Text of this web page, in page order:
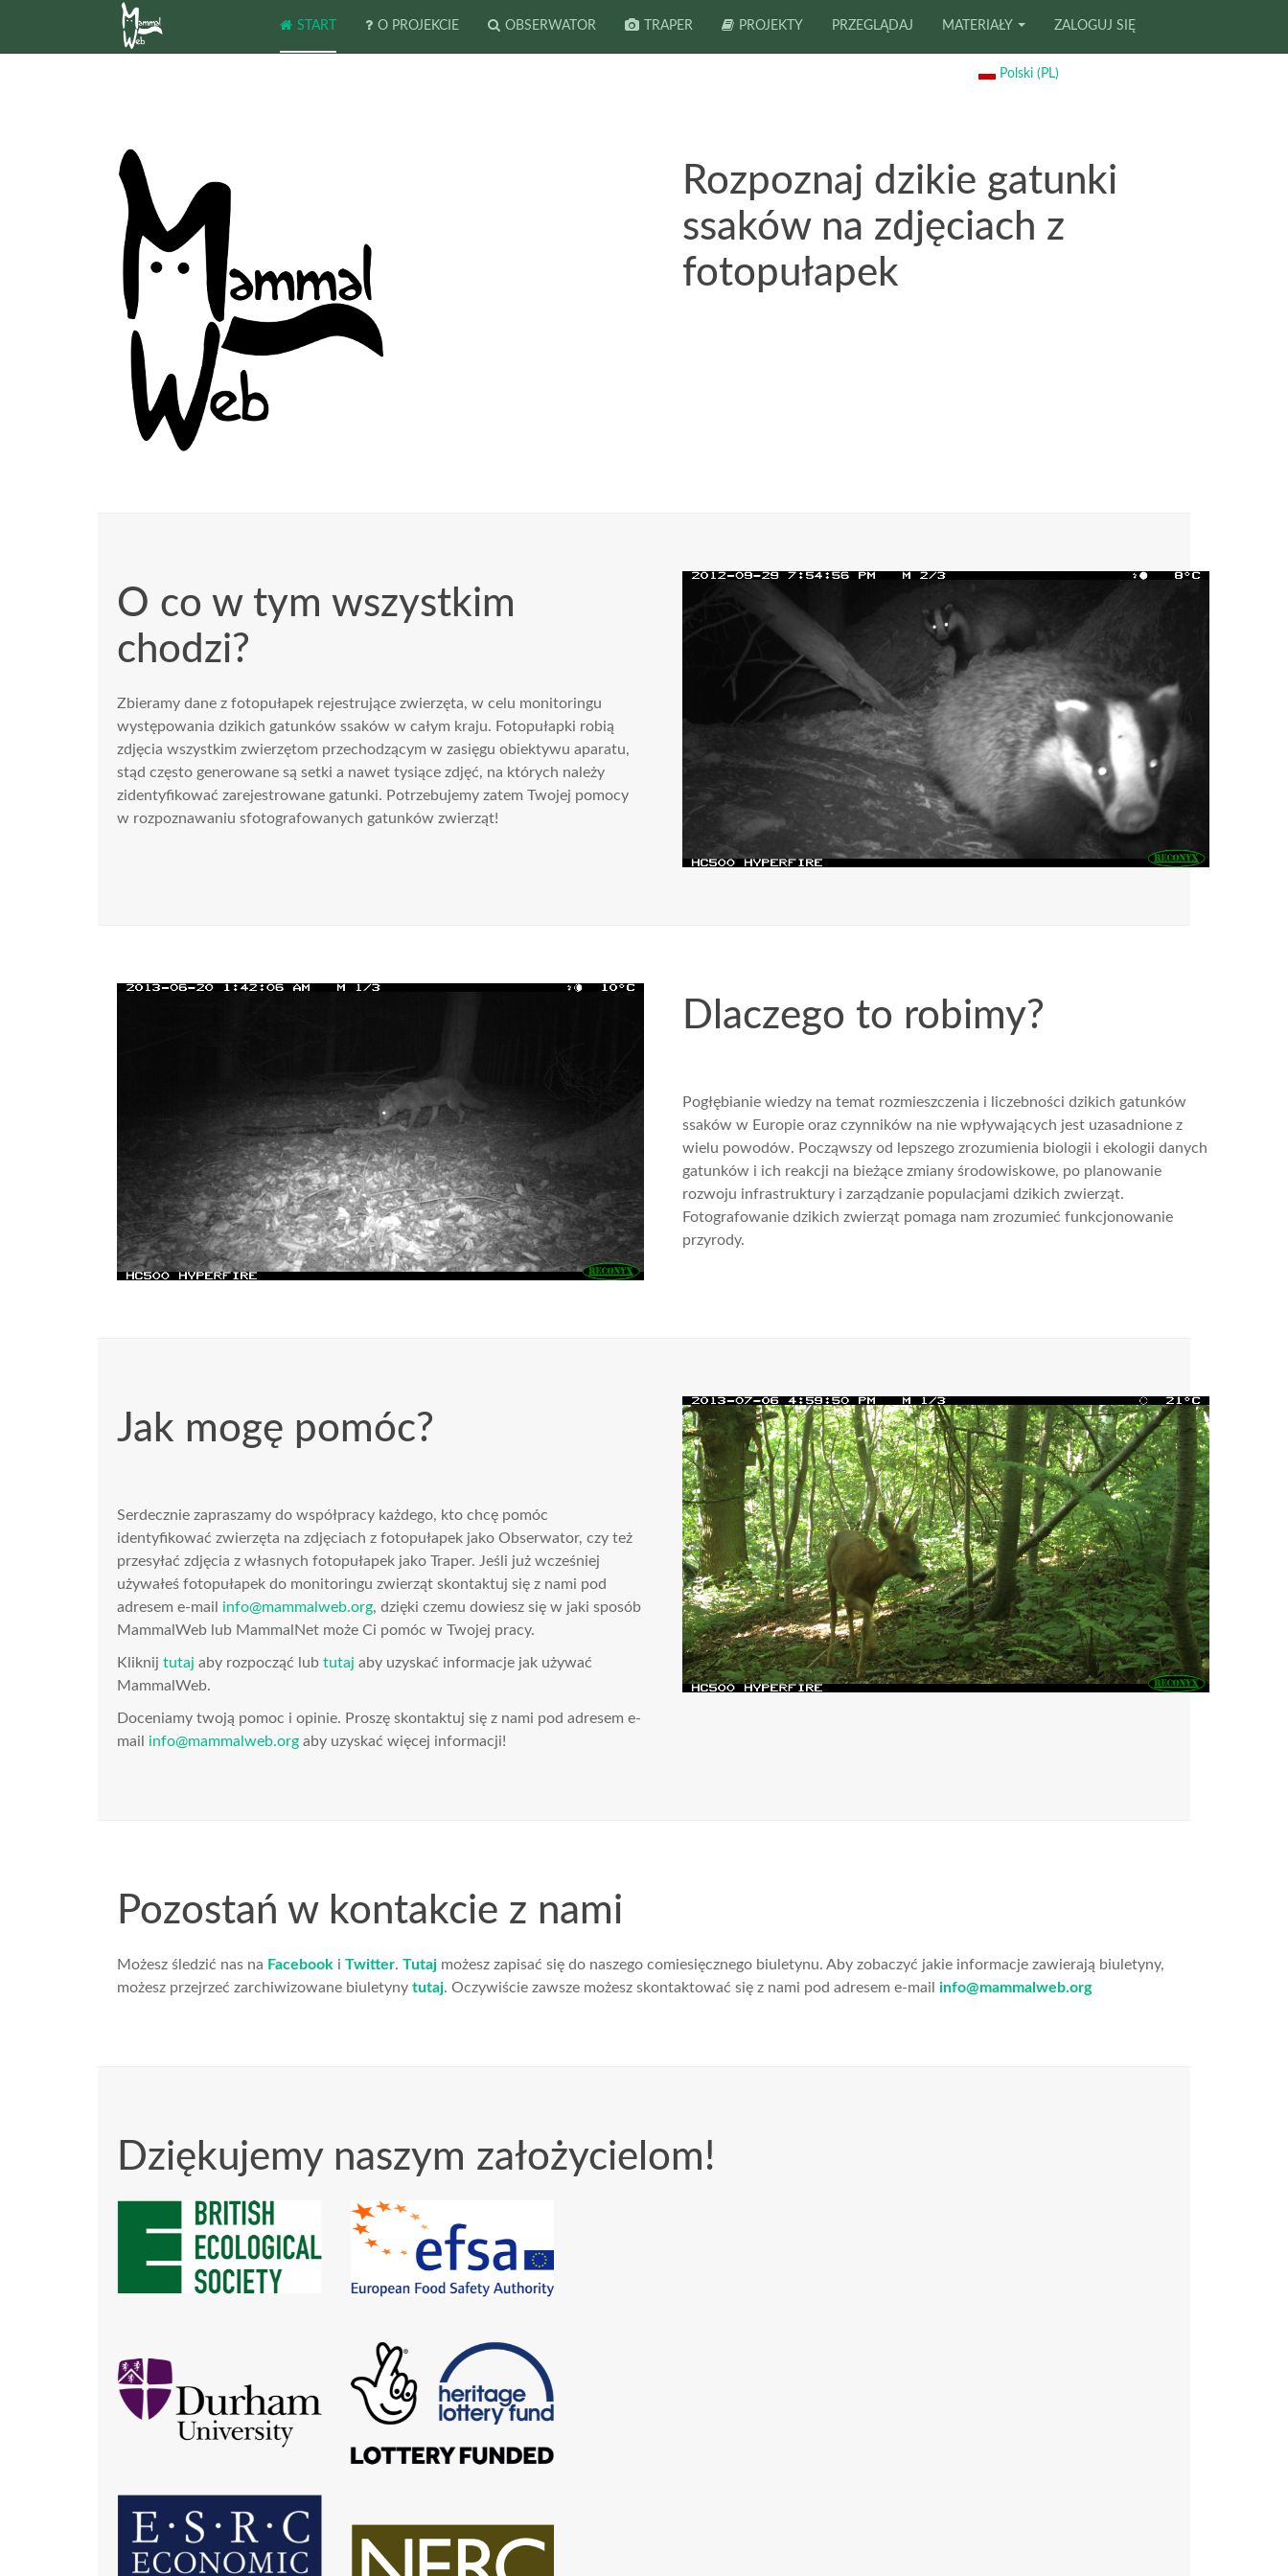
Polski (PL)
START O PROJEKCIE OBSERWATOR TRAPER PROJEKTY PRZEGLĄDAJ MATERIAŁY ZALOGUJ SIĘ
Rozpoznaj dzikie gatunki
ssaków na zdjęciach z
fotopułapek
O co w tym wszystkim
chodzi?
Zbieramy dane z fotopułapek rejestrujące zwierzęta, w celu monitoringu
występowania dzikich gatunków ssaków w całym kraju. Fotopułapki robią
zdjęcia wszystkim zwierzętom przechodzącym w zasięgu obiektywu aparatu,
stąd często generowane są setki a nawet tysiące zdjęć, na których należy
zidentyfikować zarejestrowane gatunki. Potrzebujemy zatem Twojej pomocy
w rozpoznawaniu sfotografowanych gatunków zwierząt!
Dlaczego to robimy?
Pogłębianie wiedzy na temat rozmieszczenia i liczebności dzikich gatunków
ssaków w Europie oraz czynników na nie wpływających jest uzasadnione z
wielu powodów. Począwszy od lepszego zrozumienia biologii i ekologii danych
gatunków i ich reakcji na bieżące zmiany środowiskowe, po planowanie
rozwoju infrastruktury i zarządzanie populacjami dzikich zwierząt.
Fotografowanie dzikich zwierząt pomaga nam zrozumieć funkcjonowanie
przyrody.
Jak mogę pomóc?
Serdecznie zapraszamy do współpracy każdego, kto chcę pomóc
identyfikować zwierzęta na zdjęciach z fotopułapek jako Obserwator, czy też
przesyłać zdjęcia z własnych fotopułapek jako Traper. Jeśli już wcześniej
używałeś fotopułapek do monitoringu zwierząt skontaktuj się z nami pod
adresem e-mail info@mammalweb.org, dzięki czemu dowiesz się w jaki sposób
MammalWeb lub MammalNet może Ci pomóc w Twojej pracy.
Kliknij tutaj aby rozpocząć lub tutaj aby uzyskać informacje jak używać
MammalWeb.
Doceniamy twoją pomoc i opinie. Proszę skontaktuj się z nami pod adresem e-
mail info@mammalweb.org aby uzyskać więcej informacji!
Pozostań w kontakcie z nami
Możesz śledzić nas na Facebook i Twitter. Tutaj możesz zapisać się do naszego comiesięcznego biuletynu. Aby zobaczyć jakie informacje zawierają biuletyny,
możesz przejrzeć zarchiwizowane biuletyny tutaj. Oczywiście zawsze możesz skontaktować się z nami pod adresem e-mail info@mammalweb.org
Dziękujemy naszym założycielom!